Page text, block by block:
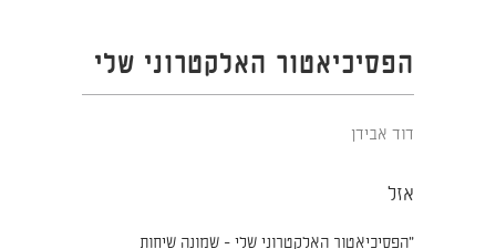
הפסיכיאטור האלקטרוני שלי
דוד אבידן
אזל
"הפסיכיאטור האלקטרוני שלי - שמונה שיחות